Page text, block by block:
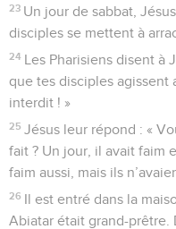
23 Un jour de sabbat,
disciples se mettent à
24 Les Pharisiens disent à
que tes disciples agissent
interdit ! »
25 Jésus leur répond : «
fait ? Un jour, il avait faim
faim aussi, mais ils
26 Il est entré dans la
Abiatar était grand-prêtre.